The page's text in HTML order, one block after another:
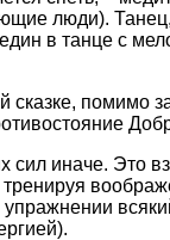
люди).
в танце с
сказке, помимо
сил иначе. Это